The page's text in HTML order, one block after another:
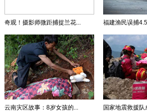
奇观！摄影师微距捕捉兰花... 福建渔民误捕
云南灾区故事：8岁女孩的... 国家地震救援队